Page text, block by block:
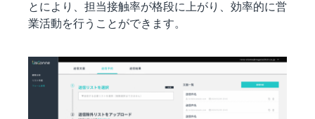
とにより、担当接触率が格段に上がり、効率的に営
業活動を行うことができます。